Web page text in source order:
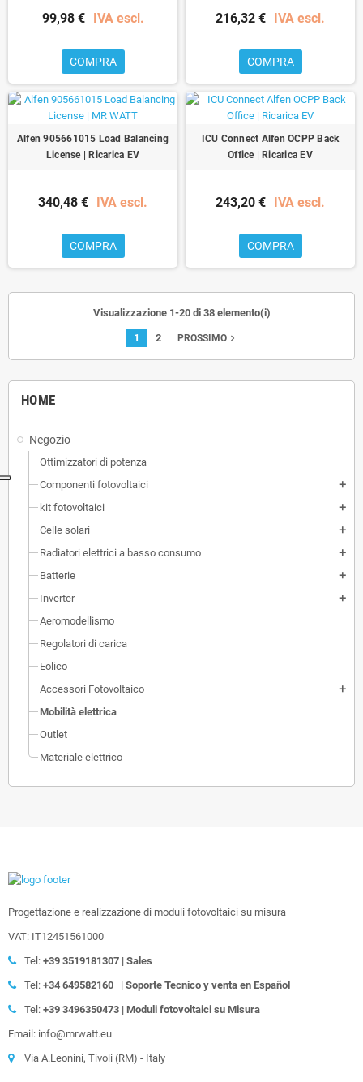
HOME
Negozio
Ottimizzatori di potenza
Componenti fotovoltaici
add
kit fotovoltaici add
Celle solari add
Radiatori elettrici a basso consumo add
Batterie add
Inverter add
Aeromodellismo
Regolatori di carica
Eolico
Accessori Fotovoltaico
add
Mobilità elettrica
Outlet
Materiale elettrico
99,98 € IVA escl.
COMPRA
216,32 € IVA escl.
COMPRA
Alfen 905661015 Load Balancing
License | Ricarica EV
340,48 € IVA escl.
COMPRA
ICU Connect Alfen OCPP Back
Office | Ricarica EV
243,20 € IVA escl.
COMPRA
Visualizzazione 1-20 di 38 elemento(i)
1 2 PROSSIMOnavigate_next
Progettazione e realizzazione di moduli fotovoltaici su misura
VAT: IT12451561000
Tel: +39 3519181307 | Sales
Tel: +34 649582160 | Soporte Tecnico y venta en Español
Tel: +39 3496350473 | Moduli fotovoltaici su Misura
Email: info@mrwatt.eu
Via A.Leonini, Tivoli (RM) - Italy